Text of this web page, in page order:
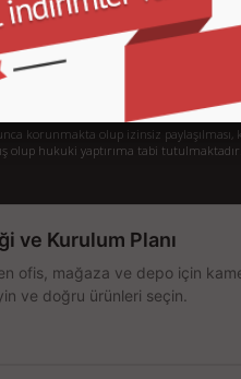
ve Taşıma Bilgileri
ve İade
Toplama
korunmakta olup izinsiz paylaşılması,
olup hukuki yaptırıma tabi tutulmaktadır.
ve Kurulum Planı
ofis, mağaza ve depo için
ve doğru ürünleri seçin.